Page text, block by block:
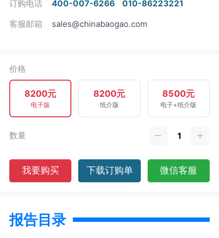
订购电话 400-007-6266 010-86223221
客服邮箱 sales@chinabaogao.com
价格
8200元
电子版
8200元
纸介版
8500元
电子+纸介版
数量
我要购买 下载订购单 微信客服
报告目录